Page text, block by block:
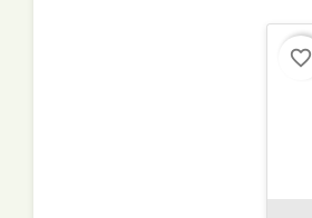
favorite_border